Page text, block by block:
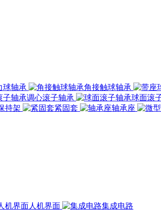
球轴承 角接触球轴承
调心滚子轴承 球面滚
持架 紧固套 轴承座
人机界面 集成电路